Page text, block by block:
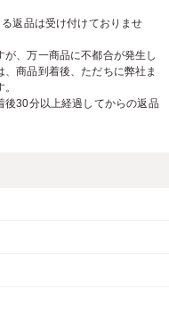
返品は受け付けておりませ
が、万一商品に不都合が発生し
商品到着後、ただちに弊社ま
後30分以上経過してからの返品